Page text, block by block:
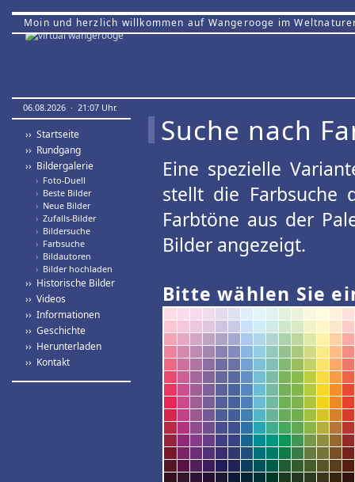
Moin und herzlich willkommen auf Wangerooge im
06.08.2026 · 21:07 Uhr.
›› Startseite
›› Rundgang
›› Bildergalerie
› Foto-Duell
› Beste Bilder
› Neue Bilder
› Zufalls-Bilder
› Bildersuche
› Farbsuche
› Bildautoren
› Bilder hochladen
›› Historische Bilder
›› Videos
›› Informationen
›› Geschichte
›› Herunterladen
›› Kontakt
Suche nach
Eine spezielle
stellt die Farbsuche
Farbtöne aus der
Bilder angezeigt.
Bitte wählen Sie